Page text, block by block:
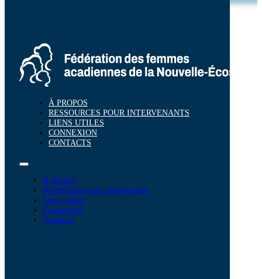
À PROPOS
RESSOURCES POUR INTERVENANTS
LIENS UTILES
CONNEXION
CONTACTS
À propos
Ressources pour intervenants
Liens utiles
Connexion
Contacts